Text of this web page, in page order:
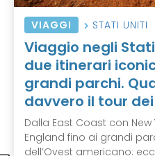
VIAGGI STATI UNITI
Viaggio negli
due itinerari
grandi parchi.
davvero il tour
Dalla East Coast con New
England fino ai grandi
dell’Ovest americano: